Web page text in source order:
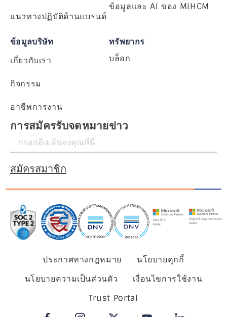
แนวทางปฏิบัติด้านแบรนด์
ข้อมูลและ AI ของ MiHCM
ข้อมูลบริษัท
เกี่ยวกับเรา
กิจกรรม
อาชีพการงาน
ทรัพยากร
บล็อก
การสมัครรับจดหมายข่าว
สมัครสมาชิก
ประกาศทางกฎหมาย
นโยบายคุกกี้
นโยบายความเป็นส่วนตัว
เงื่อนไขการใช้งาน
Trust Portal